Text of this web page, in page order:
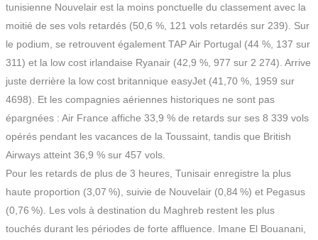
tunisienne Nouvelair est la moins ponctuelle du classement avec la
moitié de ses vols retardés (50,6 %, 121 vols retardés sur 239). Sur
le podium, se retrouvent également TAP Air Portugal (44 %, 137 sur
311) et la low cost irlandaise Ryanair (42,9 %, 977 sur 2 274). Arrive
juste derrière la low cost britannique easyJet (41,70 %, 1959 sur
4698). Et les compagnies aériennes historiques ne sont pas
épargnées : Air France affiche 33,9 % de retards sur ses 8 339 vols
opérés pendant les vacances de la Toussaint, tandis que British
Airways atteint 36,9 % sur 457 vols.
Pour les retards de plus de 3 heures, Tunisair enregistre la plus
haute proportion (3,07 %), suivie de Nouvelair (0,84 %) et Pegasus
(0,76 %). Les vols à destination du Maghreb restent les plus
touchés durant les périodes de forte affluence. Imane El Bouanani,